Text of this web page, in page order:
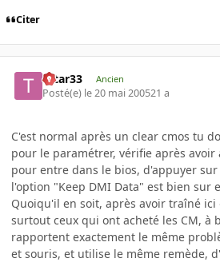
Citer
tatar33 Ancien
Posté(e) le 20 mai 200521 a
C'est normal après un clear cmos tu
pour le paramétrer, vérifie après
pour entre dans le bios, d'appuyer
l'option "Keep DMI Data" est bien sur
Quoiqu'il en soit, après avoir traîné
surtout ceux qui ont acheté les CM, à
rapportent exactement le même
et souris, et utilise le même remède,